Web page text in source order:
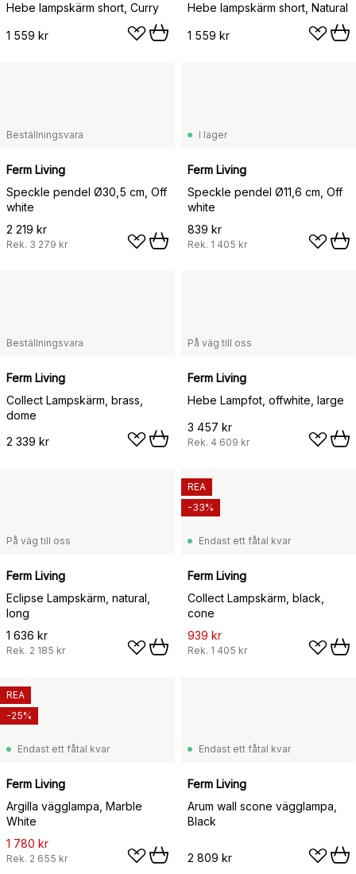
Hebe lampskärm short, Curry
1 559 kr
Hebe lampskärm short, Natural
1 559 kr
Beställningsvara
Ferm Living
Speckle pendel Ø30,5 cm, Off
white
2 219 kr
Rek. 3 279 kr
I lager
Ferm Living
Speckle pendel Ø11,6 cm, Off
white
839 kr
Rek. 1 405 kr
Beställningsvara
Ferm Living
Collect Lampskärm, brass,
dome
2 339 kr
På väg till oss
Ferm Living
Hebe Lampfot, offwhite, large
3 457 kr
Rek. 4 609 kr
På väg till oss
Ferm Living
Eclipse Lampskärm, natural,
long
1 636 kr
Rek. 2 185 kr
Endast ett fåtal kvar
Ferm Living
Collect Lampskärm, black,
cone
939 kr
Rek. 1 405 kr
REA
-33%
Endast ett fåtal kvar
Ferm Living
Argilla vägglampa, Marble
White
1 780 kr
Rek. 2 655 kr
REA
-25%
Endast ett fåtal kvar
Ferm Living
Arum wall scone vägglampa,
Black
2 809 kr